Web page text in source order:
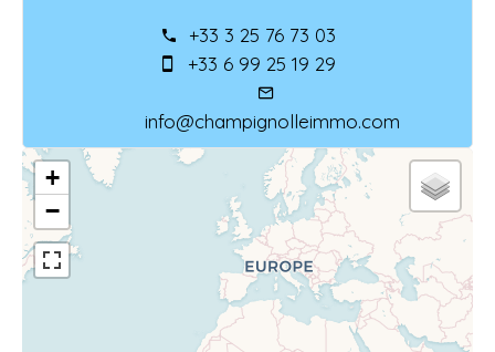
+33 3 25 76 73 03
+33 6 99 25 19 29
info@champignolleimmo.com
+
−